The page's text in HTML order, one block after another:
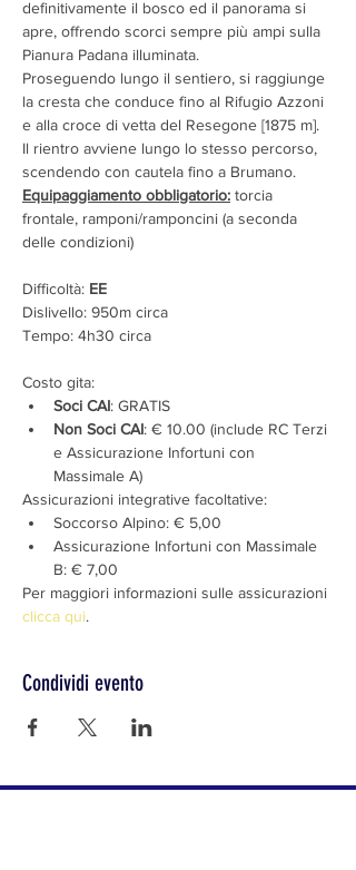
definitivamente il bosco ed il panorama si
apre, offrendo scorci sempre più ampi sulla
Pianura Padana illuminata.
Proseguendo lungo il sentiero, si raggiunge
la cresta che conduce fino al Rifugio Azzoni
e alla croce di vetta del Resegone [1875 m].
Il rientro avviene lungo lo stesso percorso,
scendendo con cautela fino a Brumano.
Equipaggiamento obbligatorio: torcia
frontale, ramponi/ramponcini (a seconda
delle condizioni)
Difficoltà: EE
Dislivello: 950m circa
Tempo: 4h30 circa
Costo gita:
Soci CAI: GRATIS
Non Soci CAI: € 10.00 (include RC Terzi
e Assicurazione Infortuni con
Massimale A)
Assicurazioni integrative facoltative:
Soccorso Alpino: € 5,00
Assicurazione Infortuni con Massimale
B: € 7,00
Per maggiori informazioni sulle assicurazioni
clicca qui.
Condividi evento